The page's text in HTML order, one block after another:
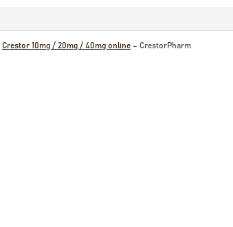
Crestor 10mg / 20mg / 40mg online – CrestorPharm